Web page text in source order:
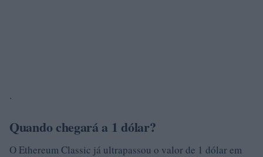
.
Quando chegará a 1 dólar?
O Ethereum Classic já ultrapassou o valor de 1 dólar em